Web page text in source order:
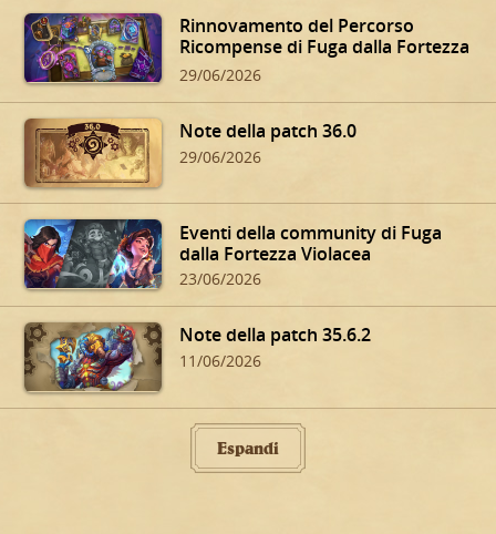
Rinnovamento del Percorso
Ricompense di Fuga dalla Fortezza
Violacea
29/06/2026
Note della patch 36.0
29/06/2026
Eventi della community di Fuga
dalla Fortezza Violacea
23/06/2026
Note della patch 35.6.2
11/06/2026
Espandi